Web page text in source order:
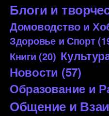
Блоги и
Домоводство и
Здоровье и Спорт
Книги (20)
Новости (57)
Образование и
Общение и